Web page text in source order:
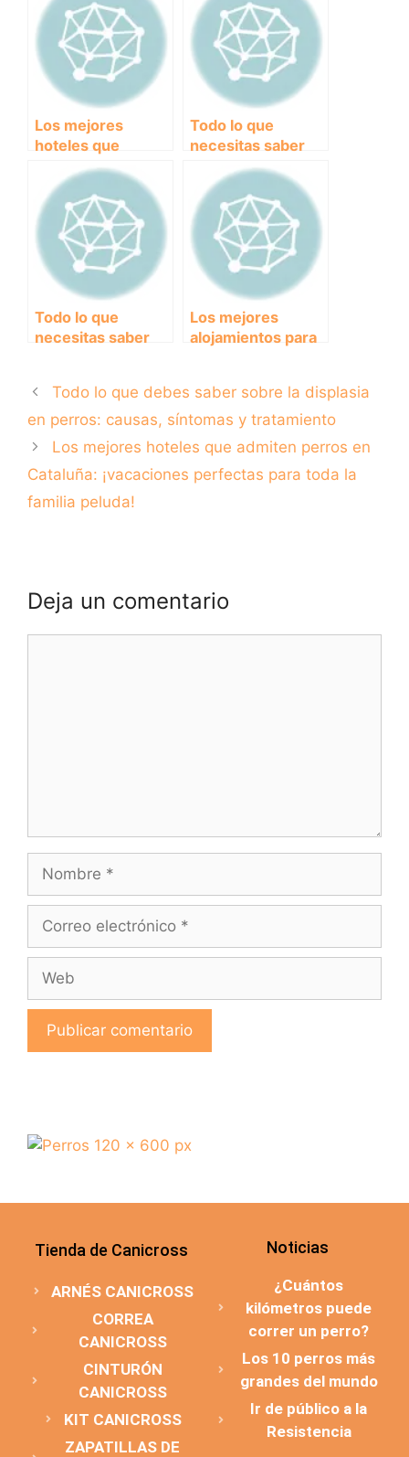
saber
Los mejores
hoteles que
admiten mascotas
para disfrutar con
tu compañero fiel
Todo lo que
necesitas saber
sobre comida para
perros
hipoalergénica
Todo lo que
necesitas saber
adulto:
características y
cuidados
Los mejores
alojamientos para
lugar perfecto
para tu compañero
Todo lo que debes saber sobre la displasia
en perros: causas, síntomas y tratamiento
Los mejores hoteles que admiten perros en
Cataluña: ¡vacaciones perfectas para toda la
familia peluda!
Deja un comentario
Tienda de Canicross
ARNÉS CANICROSS
CORREA
CANICROSS
CINTURÓN
CANICROSS
KIT CANICROSS
ZAPATILLAS DE
Noticias
¿Cuántos
kilómetros puede
correr un perro?
Los 10 perros más
grandes del mundo
Ir de público a la
Resistencia